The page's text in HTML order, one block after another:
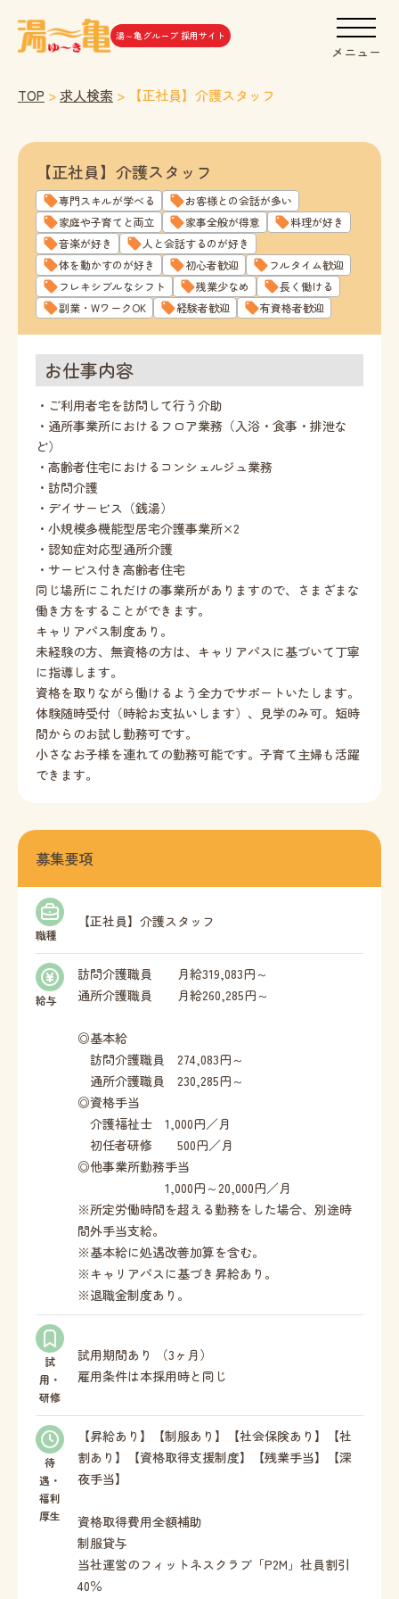
湯～亀グループ 採用サイト
メニュー
TOP >求人検索 > 【正社員】介護スタッフ
【正社員】介護スタッフ
専門スキルが学べる
お客様との会話が多い
家庭や子育てと両立
家事全般が得意
料理が好き
音楽が好き
人と会話するのが好き
体を動かすのが好き
初心者歓迎
フルタイム歓迎
フレキシブルなシフト
残業少なめ
長く働ける
副業・WワークOK
経験者歓迎 有資格者歓迎
お仕事内容
・ご利用者宅を訪問して行う介助
・通所事業所におけるフロア業務（入浴・食事・排泄な
ど）
・高齢者住宅におけるコンシェルジュ業務
・訪問介護
・デイサービス（銭湯）
・小規模多機能型居宅介護事業所×2
・認知症対応型通所介護
・サービス付き高齢者住宅
同じ場所にこれだけの事業所がありますので、さまざまな
働き方をすることができます。
キャリアパス制度あり。
未経験の方、無資格の方は、キャリアパスに基づいて丁寧
に指導します。
資格を取りながら働けるよう全力でサポートいたします。
体験随時受付（時給お支払いします）、見学のみ可。短時
間からのお試し勤務可です。
小さなお子様を連れての勤務可能です。子育て主婦も活躍
できます。
募集要項
職種
【正社員】介護スタッフ
給与
訪問介護職員 月給319,083円～
通所介護職員 月給260,285円～
◎基本給
訪問介護職員 274,083円～
通所介護職員 230,285円～
◎資格手当
介護福祉士 1,000円／月
初任者研修 500円／月
◎他事業所勤務手当
1,000円～20,000円／月
※所定労働時間を超える勤務をした場合、別途時
間外手当支給。
※基本給に処遇改善加算を含む。
※キャリアパスに基づき昇給あり。
※退職金制度あり。
試
用・
研修
試用期間あり （3ヶ月）
雇用条件は本採用時と同じ
待
遇・
福利
厚生
【昇給あり】【制服あり】【社会保険あり】【社
割あり】【資格取得支援制度】【残業手当】【深
夜手当】
資格取得費用全額補助
制服貸与
当社運営のフィットネスクラブ「P2M」社員割引
40％